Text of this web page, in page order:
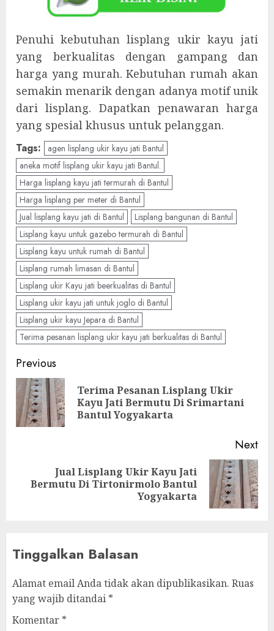
Penuhi kebutuhan lisplang ukir kayu jati
yang berkualitas dengan gampang dan
harga yang murah. Kebutuhan rumah akan
semakin menarik dengan adanya motif unik
dari lisplang. Dapatkan penawaran harga
yang spesial khusus untuk pelanggan.
Tags:
agen lisplang ukir kayu jati Bantul
aneka motif lisplang ukir kayu jati Bantul.
Harga lisplang kayu jati termurah di Bantul
Harga lisplang per meter di Bantul
Jual lisplang kayu jati di Bantul
Lisplang bangunan di Bantul
Lisplang kayu untuk gazebo termurah di Bantul
Lisplang kayu untuk rumah di Bantul
Lisplang rumah limasan di Bantul
Lisplang ukir Kayu jati beerkualitas di Bantul
Lisplang ukir kayu jati untuk joglo di Bantul
Lisplang ukir kayu Jepara di Bantul
Terima pesanan lisplang ukir kayu jati berkualitas di Bantul
Previous
Terima Pesanan Lisplang Ukir
Kayu Jati Bermutu Di Srimartani
Bantul Yogyakarta
Next
Jual Lisplang Ukir Kayu Jati
Bermutu Di Tirtonirmolo Bantul
Yogyakarta
Tinggalkan Balasan
Alamat email Anda tidak akan dipublikasikan. Ruas
yang wajib ditandai *
Komentar *